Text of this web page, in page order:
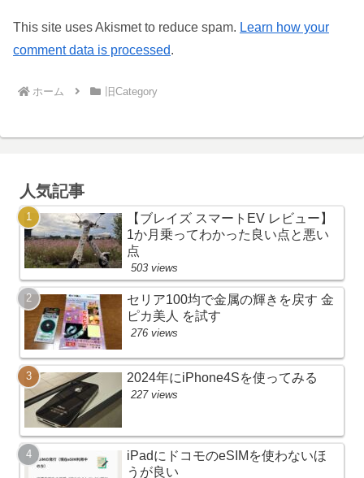
This site uses Akismet to reduce spam. Learn how your
comment data is processed.
ホーム 旧Category
人気記事
【ブレイズ スマートEV レビュー】
1か月乗ってわかった良い点と悪い
点
503 views
セリア100均で金属の輝きを戻す 金
ピカ美人 を試す
276 views
2024年にiPhone4Sを使ってみる
227 views
iPadにドコモのeSIMを使わないほ
うが良い